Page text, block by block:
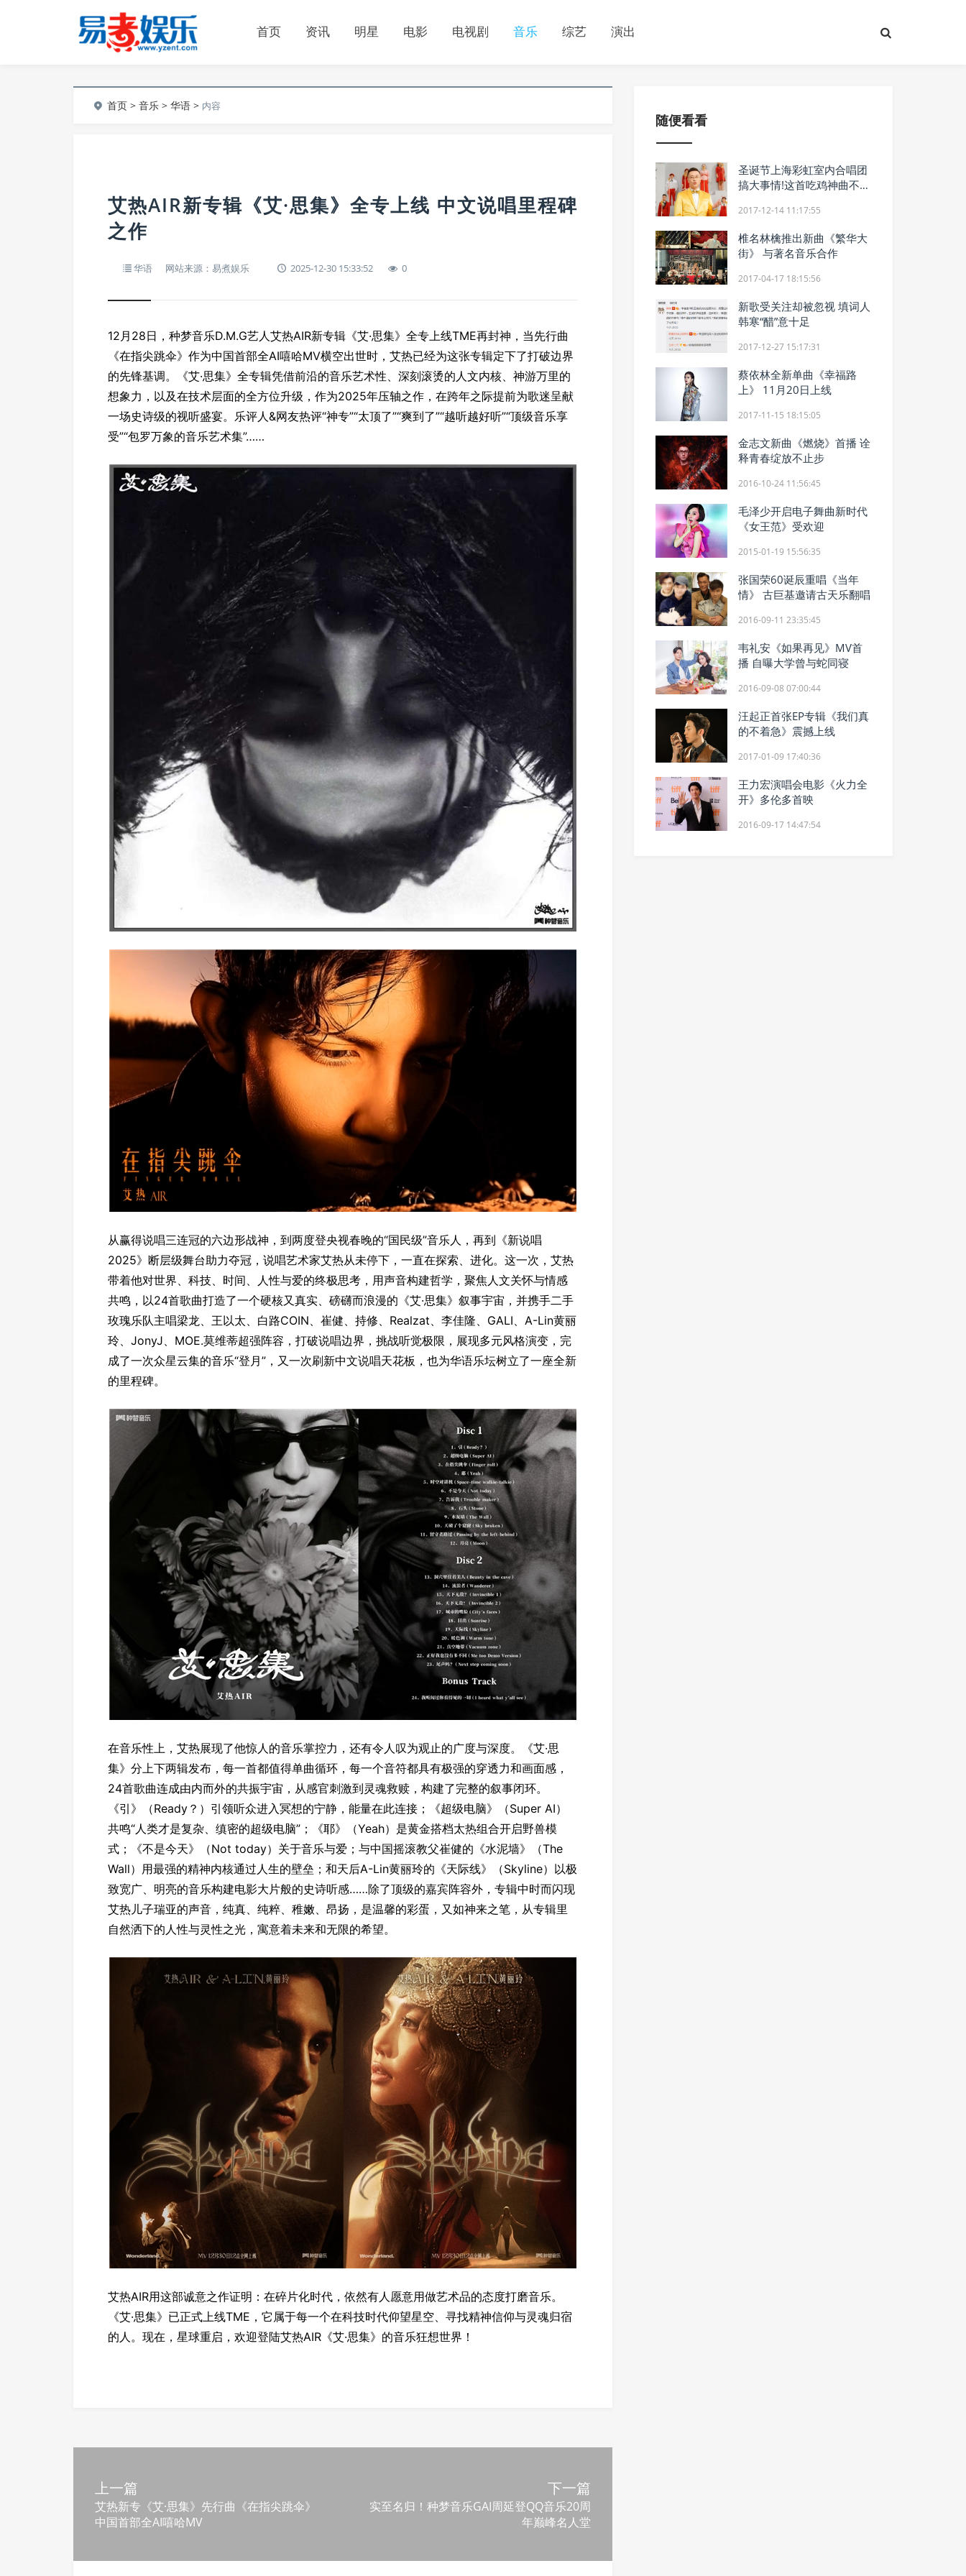
首页 资讯 明星 电影 电视剧 音乐 综艺 演出
首页 >音乐 >华语 > 内容
艾热AIR新专辑《艾·思集》全专上线 中文说唱里程碑
之作
华语 网站来源：易煮娱乐 2025-12-30 15:33:52 0
12月28日，种梦音乐D.M.G艺人艾热AIR新专辑《艾·思集》全专上线TME再封神，当先行曲
《在指尖跳伞》作为中国首部全AI嘻哈MV横空出世时，艾热已经为这张专辑定下了打破边界
的先锋基调。《艾·思集》全专辑凭借前沿的音乐艺术性、深刻滚烫的人文内核、神游万里的
想象力，以及在技术层面的全方位升级，作为2025年压轴之作，在跨年之际提前为歌迷呈献
一场史诗级的视听盛宴。乐评人&网友热评“神专”“太顶了”“爽到了”“越听越好听”“顶级音乐享
受”“包罗万象的音乐艺术集”……
从赢得说唱三连冠的六边形战神，到两度登央视春晚的“国民级”音乐人，再到《新说唱
2025》断层级舞台助力夺冠，说唱艺术家艾热从未停下，一直在探索、进化。这一次，艾热
带着他对世界、科技、时间、人性与爱的终极思考，用声音构建哲学，聚焦人文关怀与情感
共鸣，以24首歌曲打造了一个硬核又真实、磅礴而浪漫的《艾·思集》叙事宇宙，并携手二手
玫瑰乐队主唱梁龙、王以太、白路COIN、崔健、持修、Realzat、李佳隆、GALI、A-Lin黄丽
玲、JonyJ、MOE.莫维蒂超强阵容，打破说唱边界，挑战听觉极限，展现多元风格演变，完
成了一次众星云集的音乐“登月”，又一次刷新中文说唱天花板，也为华语乐坛树立了一座全新
的里程碑。
在音乐性上，艾热展现了他惊人的音乐掌控力，还有令人叹为观止的广度与深度。《艾·思
集》分上下两辑发布，每一首都值得单曲循环，每一个音符都具有极强的穿透力和画面感，
24首歌曲连成由内而外的共振宇宙，从感官刺激到灵魂救赎，构建了完整的叙事闭环。
《引》（Ready？）引领听众进入冥想的宁静，能量在此连接；《超级电脑》（Super AI）
共鸣“人类才是复杂、缜密的超级电脑”；《耶》（Yeah）是黄金搭档太热组合开启野兽模
式；《不是今天》（Not today）关于音乐与爱；与中国摇滚教父崔健的《水泥墙》（The
Wall）用最强的精神内核通过人生的壁垒；和天后A-Lin黄丽玲的《天际线》（Skyline）以极
致宽广、明亮的音乐构建电影大片般的史诗听感……除了顶级的嘉宾阵容外，专辑中时而闪现
艾热儿子瑞亚的声音，纯真、纯粹、稚嫩、昂扬，是温馨的彩蛋，又如神来之笔，从专辑里
自然洒下的人性与灵性之光，寓意着未来和无限的希望。
艾热AIR用这部诚意之作证明：在碎片化时代，依然有人愿意用做艺术品的态度打磨音乐。
《艾·思集》已正式上线TME，它属于每一个在科技时代仰望星空、寻找精神信仰与灵魂归宿
的人。现在，星球重启，欢迎登陆艾热AIR《艾·思集》的音乐狂想世界！
上一篇
艾热新专《艾·思集》先行曲《在指尖跳伞》
中国首部全AI嘻哈MV
下一篇
实至名归！种梦音乐GAI周延登QQ音乐20周
年巅峰名人堂
随便看看
圣诞节上海彩虹室内合唱团
搞大事情!这首吃鸡神曲不能
2017-12-14 11:17:55
椎名林檎推出新曲《繁华大
街》 与著名音乐合作
2017-04-17 18:15:56
新歌受关注却被忽视 填词人
韩寒“醋”意十足
2017-12-27 15:17:31
蔡依林全新单曲《幸福路
上》 11月20日上线
2017-11-15 18:15:05
金志文新曲《燃烧》首播 诠
释青春绽放不止步
2016-10-24 11:56:45
毛泽少开启电子舞曲新时代
《女王范》受欢迎
2015-01-19 15:56:35
张国荣60诞辰重唱《当年
情》 古巨基邀请古天乐翻唱
2016-09-11 23:35:45
韦礼安《如果再见》MV首
播 自曝大学曾与蛇同寝
2016-09-08 07:00:44
汪起正首张EP专辑《我们真
的不着急》震撼上线
2017-01-09 17:40:36
王力宏演唱会电影《火力全
开》多伦多首映
2016-09-17 14:47:54